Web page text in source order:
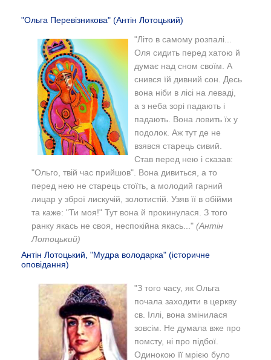
"Ольга Перевізникова" (Антін Лотоцький)
"Літо в самому розпалі...
Оля сидить перед хатою й
думає над сном своїм. А
снився їй дивний сон. Десь
вона ніби в лісі на леваді,
а з неба зорі падають і
падають. Вона ловить їх у
подолок. Аж тут де не
взявся старець сивий.
Став перед нею і сказав:
"Ольго, твій час прийшов". Вона дивиться, а то
перед нею не старець стоїть, а молодий гарний
лицар у зброї лискучій, золотистій. Узяв її в обійми
та каже: "Ти моя!" Тут вона й прокинулася. З того
ранку якась не своя, неспокійна якась..." (Антін
Лотоцький)
Антін Лотоцький, "Мудра володарка" (історичне
оповідання)
"З того часу, як Ольга
почала заходити в церкву
св. Іллі, вона змінилася
зовсім. Не думала вже про
помсту, ні про підбої.
Одинокою її мрією було